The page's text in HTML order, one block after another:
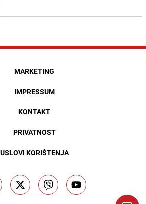
MARKETING
IMPRESSUM
KONTAKT
PRIVATNOST
USLOVI KORIŠTENJA